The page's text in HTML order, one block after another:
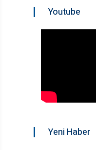
Youtube
Yeni Haber